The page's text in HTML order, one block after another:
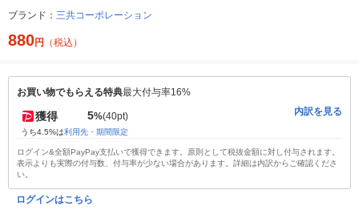
ブランド： 三共コーポレーション
880円 （税込）
お買い物でもらえる特典最大付与率16%
獲得 5%(40pt)
うち4.5%は利用先・期間限定
内訳を見る
ログイン&全額PayPay支払いで獲得できます。原則として税抜金額に対し付与されます。
表示よりも実際の付与数、付与率が少ない場合があります。詳細は内訳からご確認くださ
い。
ログインはこちら